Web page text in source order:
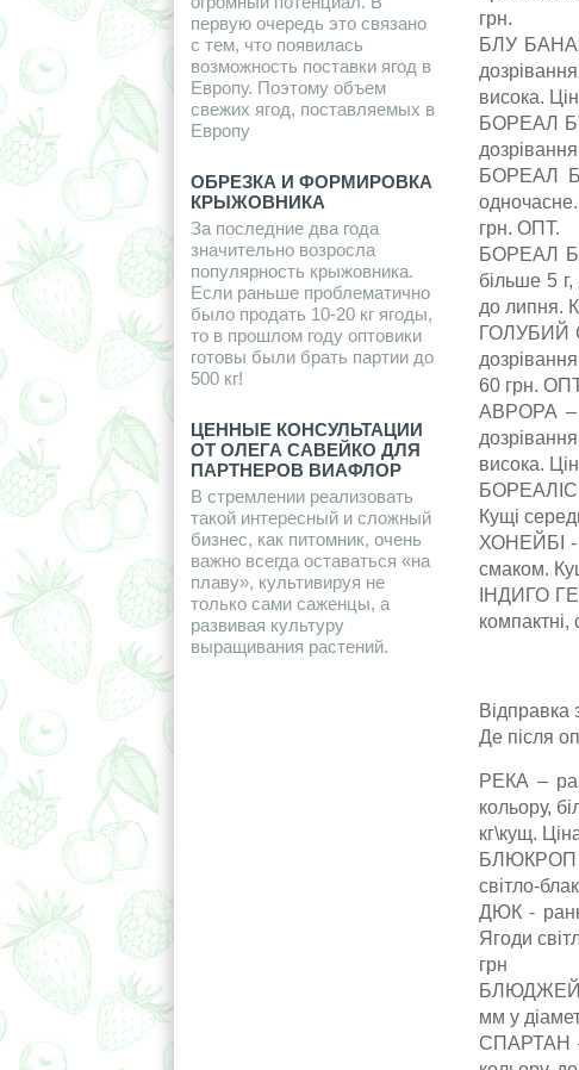
первую очередь это связано
с тем, что появилась
возможность поставки ягод в
Европу. Поэтому объем
свежих ягод, поставляемых в
Европу
ОБРЕЗКА И ФОРМИРОВКА
КРЫЖОВНИКА
За последние два года
значительно возросла
популярность крыжовника.
Если раньше проблематично
было продать 10-20 кг ягоды,
то в прошлом году оптовики
готовы были брать партии до
500 кг!
ЦЕННЫЕ КОНСУЛЬТАЦИИ
ОТ ОЛЕГА САВЕЙКО ДЛЯ
ПАРТНЕРОВ ВИАФЛОР
В стремлении реализовать
такой интересный и сложный
бизнес, как питомник, очень
важно всегда оставаться «на
плаву», культивируя не
только сами саженцы, а
развивая культуру
выращивания растений.
грн.
БЛУ БАНАН
висока.
БОРЕАЛ
БОРЕАЛ
грн. ОПТ.
БОРЕАЛ
більше 5
до липня.
ГОЛУБИЙ
60 грн.
АВРОРА –
висока.
БОРЕАЛІС -
Кущі
ХОНЕЙБІ -
смаком.
ІНДИГО
Де після
РЕКА –
кольору,
кг\кущ.
БЛЮКРОП -
світло-
ДЮК -
Ягоди
грн
БЛЮДЖЕЙ –
мм у
СПАРТАН –